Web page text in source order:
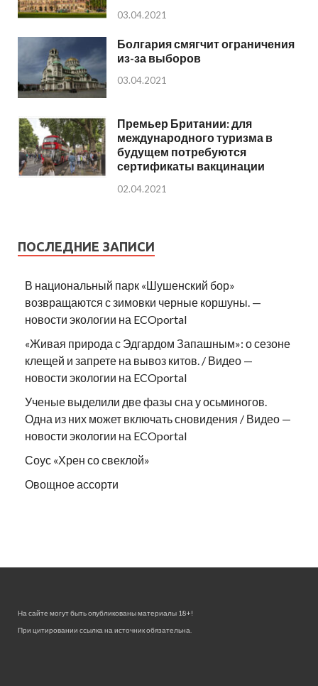
03.04.2021
Болгария смягчит ограничения
из-за выборов
03.04.2021
Премьер Британии: для
международного туризма в
будущем потребуются
сертификаты вакцинации
02.04.2021
ПОСЛЕДНИЕ ЗАПИСИ
В национальный парк «Шушенский бор»
возвращаются с зимовки черные коршуны. —
новости экологии на ECOportal
«Живая природа с Эдгардом Запашным»: о сезоне
клещей и запрете на вывоз китов. / Видео —
новости экологии на ECOportal
Ученые выделили две фазы сна у осьминогов.
Одна из них может включать сновидения / Видео —
новости экологии на ECOportal
Соус «Хрен со свеклой»
Овощное ассорти
На сайте могут быть опубликованы материалы 18+!
При цитировании ссылка на источник обязательна.